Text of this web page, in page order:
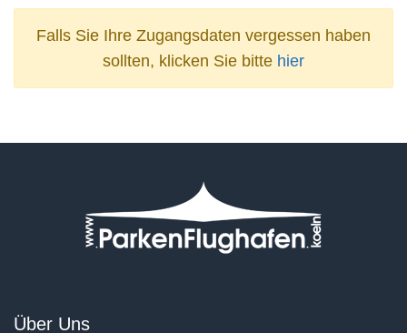
Falls Sie Ihre Zugangsdaten vergessen haben
sollten, klicken Sie bitte hier
Über Uns